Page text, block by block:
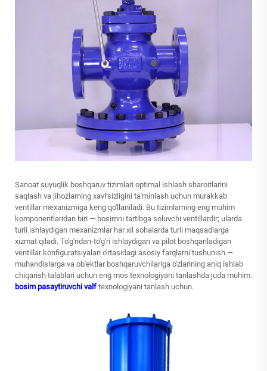
Sanoat suyuqlik boshqaruv tizimlari optimal ishlash sharoitlarini
saqlash va jihozlarning xavfsizligini ta'minlash uchun murakkab
ventillar mexanizmiga keng qo'llaniladi. Bu tizimlarning eng muhim
komponentlaridan biri — bosimni tartibga soluvchi ventillardir; ularda
turli ishlaydigan mexanizmlar har xil sohalarda turli maqsadlarga
xizmat qiladi. To'g'ridan-to'g'ri ishlaydigan va pilot boshqariladigan
ventillar konfiguratsiyalari o'rtasidagi asosiy farqlarni tushunish —
muhandislarga va ob'ektlar boshqaruvchilariga o'zlarining aniq ishlab
chiqarish talablari uchun eng mos texnologiyani tanlashda juda muhim.
bosim pasaytiruvchi valf texnologiyani tanlash uchun.